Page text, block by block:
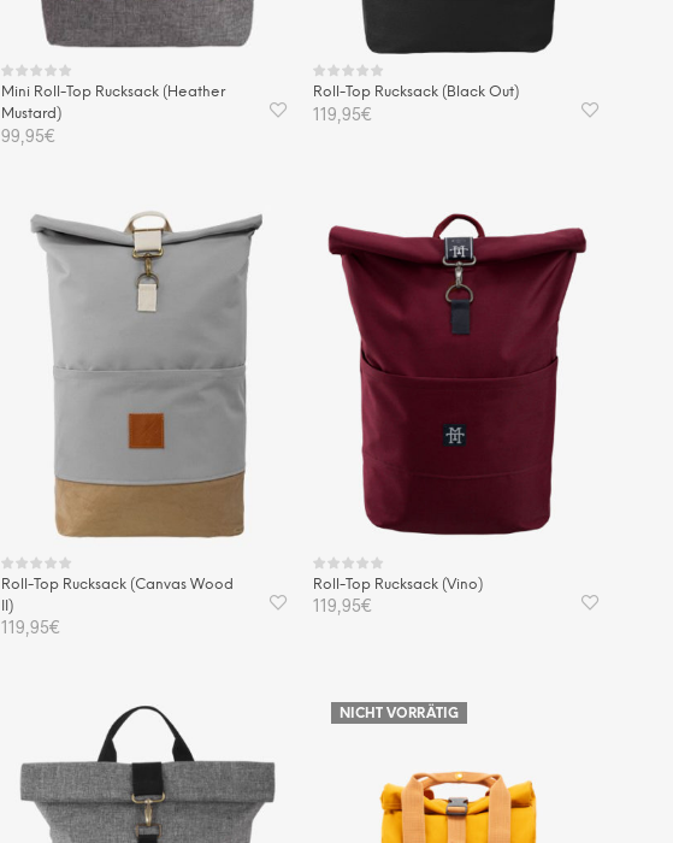
Mini Roll-Top Rucksack (Heather
Mustard)
99,95€
Roll-Top Rucksack (Black Out)
119,95€
Roll-Top Rucksack (Canvas Wood
II)
119,95€
Roll-Top Rucksack (Vino)
119,95€
NICHT VORRÄTIG